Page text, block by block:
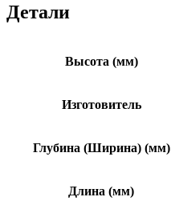
Детали
Высота (мм)
Изготовитель
Глубина (Ширина) (мм)
Длина (мм)